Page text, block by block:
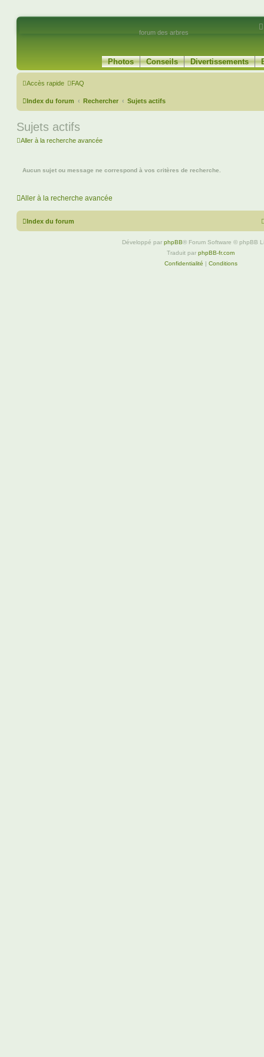
forum des arbres
Photos Conseils Divertissements
Accès rapide FAQ
Index du forum Rechercher Sujets actifs
Sujets actifs
Aller à la recherche avancée
Aucun sujet ou message ne correspond à vos critères de recherche.
Aller à la recherche avancée
Index du forum
Développé par phpBB® Forum Software © phpBB
Traduit par phpBB-fr.com
Confidentialité | Conditions